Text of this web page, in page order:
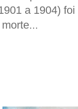
a 1904)